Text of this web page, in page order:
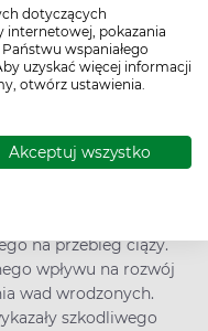
dotyczących
internetowej, pokazania
wspaniałego
uzyskać więcej informacji
otwórz ustawienia.
Akceptuj wszystko
w ciąży i w okresie
stosowania insuliny
zebrane z
kobiet w ciąży), w
na przebieg ciąży.
wpływu na rozwój
wad wrodzonych.
szkodliwego